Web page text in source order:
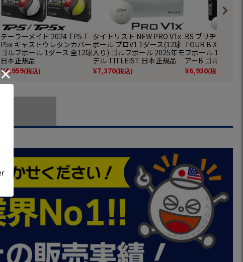
テーラーメイド 2024 TP5 T
P5x キャストウレタンカバー
ゴルフボール 1ダース 全12球
日本正規品
¥4,959(税込)
タイトリスト NEW PRO V1x
ボール プロV1 1ダース(12球
入り) ゴルフボール 2025年モ
デル TITLEIST 日本正規品
¥7,370(税込)
BS ブリヂストン
TOUR B X /
フボール 1ダース
アーB ゴルフ
BRIDGESTONE
正規品
¥6,930(税込)